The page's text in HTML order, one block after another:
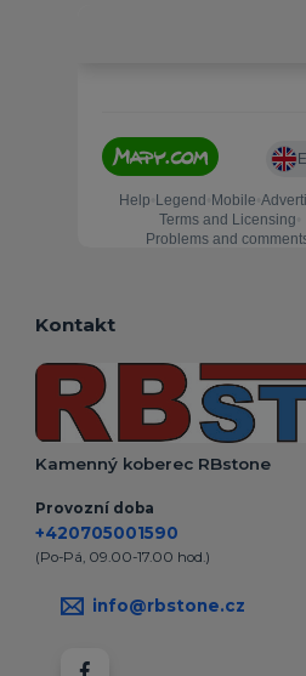
Kontakt
Kamenný koberec RBstone
Provozní doba
+420705001590
(Po-Pá, 09.00-17.00 hod.)
info@rbstone.cz